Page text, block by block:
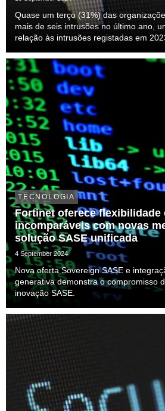
Quase um terço (31%) das
mais de seis intrusões no último ano,
relação às intrusões registadas em
TECNOLOGIA
Fortinet oferece flexibilidade
incomparáveis com novas
solução SASE unificada
4 September 2024
Nova oferta Sovereign SASE e
generativa demonstra o compromisso
inovação SASE.